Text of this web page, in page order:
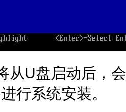
从U盘启动后，
行系统安装。